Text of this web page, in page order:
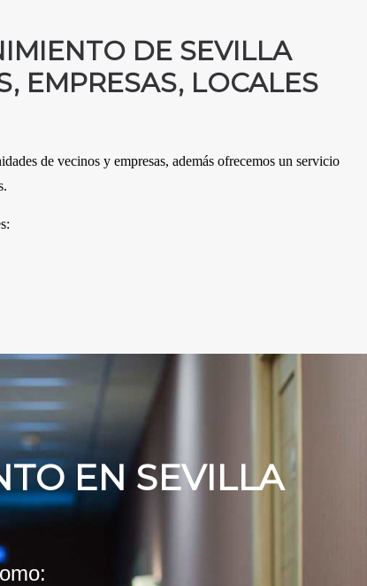
DE SEVILLA
EMPRESAS, LOCALES
de vecinos y empresas, además ofrecemos un servicio
EN SEVILLA